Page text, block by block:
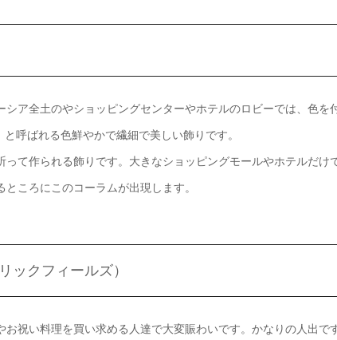
ア全土のやショッピングセンターやホテルのロビーでは、色を
呼ばれる色鮮やかで繊細で美しい飾りです。
て作られる飾りです。大きなショッピングモールやホテルだけ
ころにこのコーラムが出現します。
クフィールズ）
祝い料理を買い求める人達で大変賑わいです。かなりの人出で